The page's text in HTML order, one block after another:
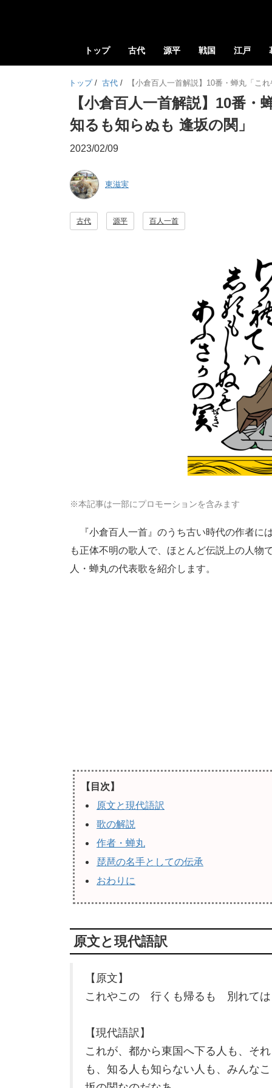
トップ 古代 源平 戦国 江戸
トップ / 古代 / 【小倉百人一首解説】10番・蝉丸「こ
【小倉百人一首解説】10番
知るも知らぬも 逢坂の関」
2023/02/09
東滋実
古代 源平 百人一首
※本記事は一部にプロモーションを含みます
『小倉百人一首』のうち古い時代の作者に
も正体不明の歌人で、ほとんど伝説上の人物
人・蝉丸の代表歌を紹介します。
【目次】
原文と現代語訳
歌の解説
作者・蝉丸
琵琶の名手としての伝承
おわりに
原文と現代語訳
【原文】
これやこの 行くも帰るも 別れて
【現代語訳】
これが、都から東国へ下る人も、そ
も、知る人も知らない人も、みんな